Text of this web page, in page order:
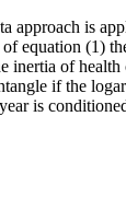
approach is
equation (1)
inertia of health
if the
is